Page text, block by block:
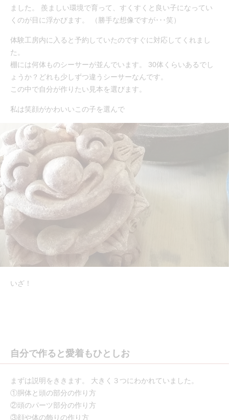
ました。 羨ましい環境で育って、すくすくと良い子になってい
くのが目に浮かびます。 （勝手な想像ですが･･･笑）
体験工房内に入ると予約していたのですぐに対応してくれまし
た。
棚には何体ものシーサーが並んでいます。 30体くらいあるでし
ょうか？どれも少しずつ違うシーサーなんです。
この中で自分が作りたい見本を選びます。
私は笑顔がかわいいこの子を選んで
いざ！
自分で作ると愛着もひとしお
まずは説明をききます。 大きく３つにわかれていました。
①胴体と頭の部分の作り方
②頭のパーツ部分の作り方
③顔や体の飾りの作り方